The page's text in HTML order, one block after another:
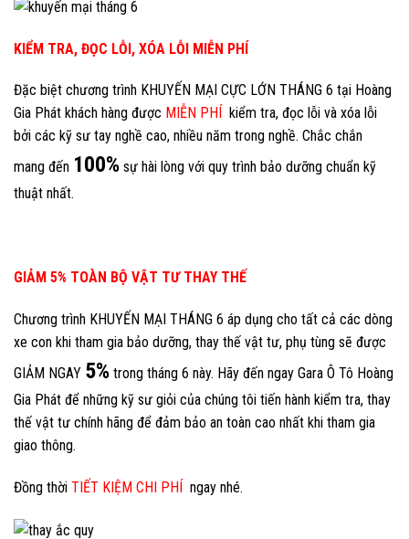
KIỂM TRA, ĐỌC LỖI, XÓA LỖI MIỄN PHÍ
Đặc biệt chương trình KHUYẾN MẠI CỰC LỚN THÁNG 6 tại Hoàng
Gia Phát khách hàng được MIỄN PHÍ
kiểm tra, đọc lỗi và xóa lỗi
bởi các kỹ sư tay nghề cao, nhiều năm trong nghề. Chắc chắn
mang đến 100% sự hài lòng với quy trình bảo dưỡng chuẩn kỹ
thuật nhất.
GIẢM 5% TOÀN BỘ VẬT TƯ THAY THẾ
Chương trình KHUYẾN MẠI THÁNG 6 áp dụng cho tất cả các dòng
xe con khi tham gia bảo dưỡng, thay thế vật tư, phụ tùng sẽ được
GIẢM NGAY 5% trong tháng 6 này. Hãy đến ngay Gara Ô Tô Hoàng
Gia Phát để những kỹ sư giỏi của chúng tôi tiến hành kiểm tra, thay
thế vật tư chính hãng để đảm bảo an toàn cao nhất khi tham gia
giao thông.
Đồng thời TIẾT KIỆM CHI PHÍ ngay nhé.